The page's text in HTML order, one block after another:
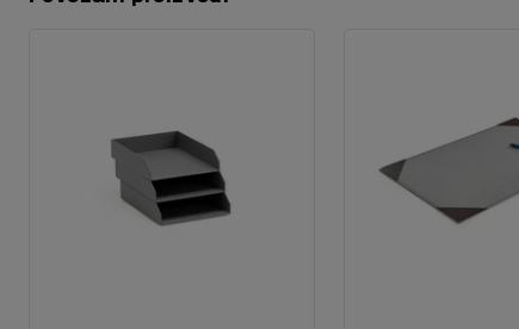
Način zaključavanja: Brava na ključ
Broj za boju okvira ormara
Potreban broj osoba:
1
Procjena vremena : 15 Min